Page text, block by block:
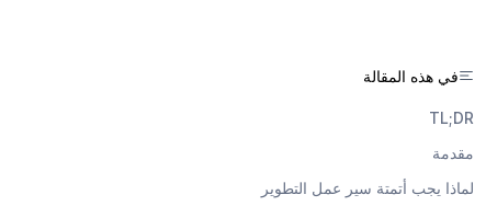
في هذه المقالة
TL;DR
مقدمة
لماذا يجب أتمتة سير عمل التطوير